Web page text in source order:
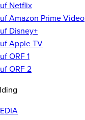
Netflix
Amazon Prime Video
Disney+
Apple TV
ORF 1
ORF 2